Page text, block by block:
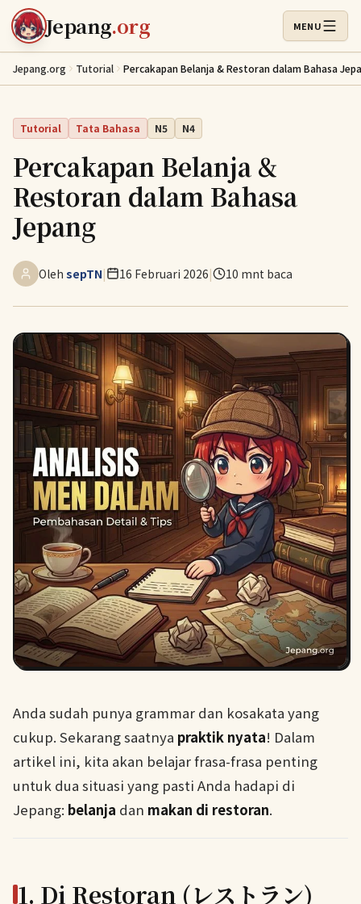
Lewati ke konten utama
Jepang.org Buka Menu
MENU
Jepang.org Tutorial Percakapan Belanja & Restoran dalam Bahasa
Tutorial Tata Bahasa N5 N4
Percakapan Belanja &
Restoran dalam Bahasa
Jepang
Oleh sepTN| 16 Februari 2026| 10 mnt baca
Anda sudah punya grammar dan kosakata yang
cukup. Sekarang saatnya praktik nyata! Dalam
artikel ini, kita akan belajar frasa-frasa penting
untuk dua situasi yang pasti Anda hadapi di
Jepang: belanja dan makan di restoran.
1. Di Restoran (レストラン)